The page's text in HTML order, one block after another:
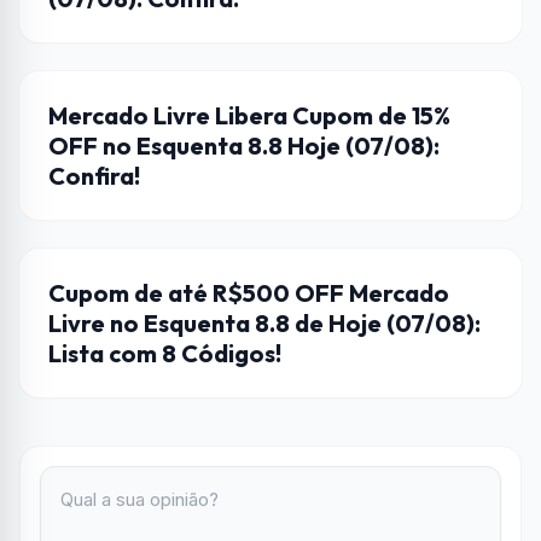
CUPONS DE DESCONTO
Mercado Livre Libera Cupom de 15%
OFF no Esquenta 8.8 Hoje (07/08):
Confira!
CUPONS DE DESCONTO
Cupom de até R$500 OFF Mercado
Livre no Esquenta 8.8 de Hoje (07/08):
Lista com 8 Códigos!